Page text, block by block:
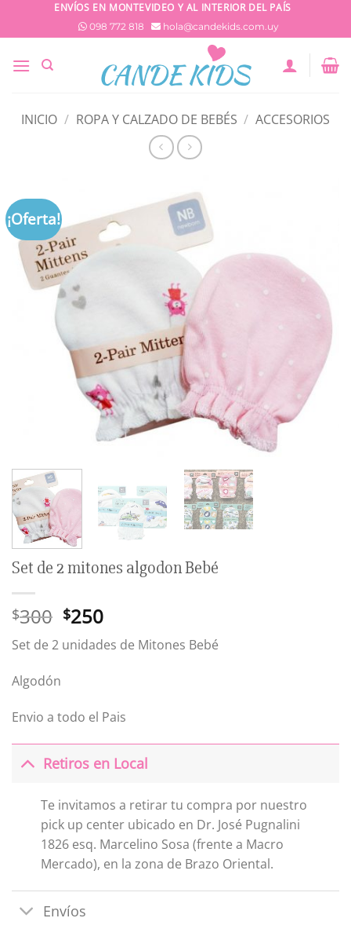
ENVÍOS EN MONTEVIDEO Y AL INTERIOR DEL PAÍS
098 772 818 hola@candekids.com.uy
INICIO / ROPA Y CALZADO DE BEBÉS / ACCESORIOS
¡Oferta!
Set de 2 mitones algodon Bebé
$300 El
precio
original
$250El
precio
actual
Set de 2 unidades de Mitones Bebé
Algodón
Envio a todo el Pais
Retiros en Local
Te invitamos a retirar tu compra por nuestro
pick up center ubicado en Dr. José Pugnalini
1826 esq. Marcelino Sosa (frente a Macro
Mercado), en la zona de Brazo Oriental.
Envíos